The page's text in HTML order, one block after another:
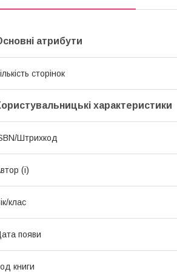
атрибути
сторінок
характеристики
Штрихкод
(і)
клас
появи
книги